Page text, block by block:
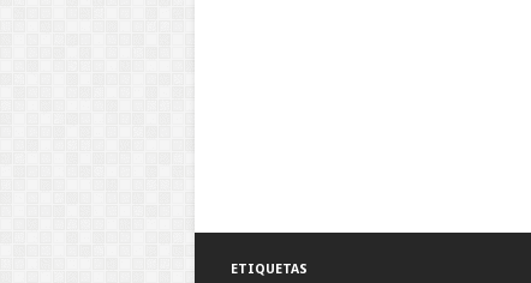
ETIQUETAS